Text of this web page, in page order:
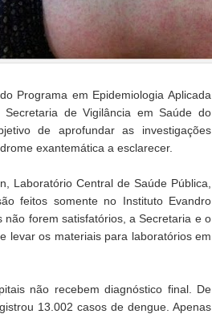
Programa em Epidemiologia Aplicada
de Vigilância em Saúde do
de aprofundar as investigações
exantemática a esclarecer.
Laboratório Central de Saúde Pública,
feitos somente no Instituto Evandro
forem satisfatórios, a Secretaria e o
levar os materiais para laboratórios em
não recebem diagnóstico final. De
13.002 casos de dengue. Apenas